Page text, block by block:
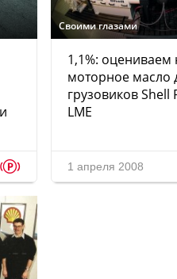
p
Своими глазами
1,1%: оцениваем
моторное масло
грузовиков Shell
LME
1 апреля 2008